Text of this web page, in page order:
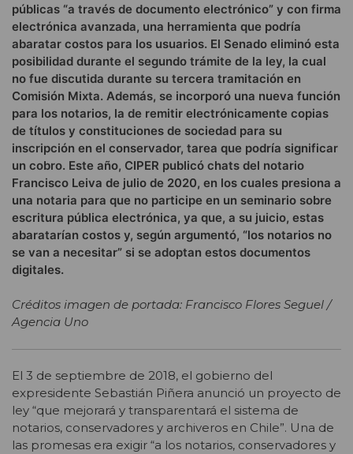
públicas “a través de documento electrónico” y con firma
electrónica avanzada, una herramienta que podría
abaratar costos para los usuarios. El Senado eliminó esta
posibilidad durante el segundo trámite de la ley, la cual
no fue discutida durante su tercera tramitación en
Comisión Mixta. Además, se incorporó una nueva función
para los notarios, la de remitir electrónicamente copias
de títulos y constituciones de sociedad para su
inscripción en el conservador, tarea que podría significar
un cobro. Este año, CIPER publicó chats del notario
Francisco Leiva de julio de 2020, en los cuales presiona a
una notaria para que no participe en un seminario sobre
escritura pública electrónica, ya que, a su juicio, estas
abaratarían costos y, según argumentó, “los notarios no
se van a necesitar” si se adoptan estos documentos
digitales.
Créditos imagen de portada: Francisco Flores Seguel /
Agencia Uno
El 3 de septiembre de 2018, el gobierno del
expresidente Sebastián Piñera anunció un proyecto de
ley “que mejorará y transparentará el sistema de
notarios, conservadores y archiveros en Chile”. Una de
las promesas era exigir “a los notarios, conservadores y